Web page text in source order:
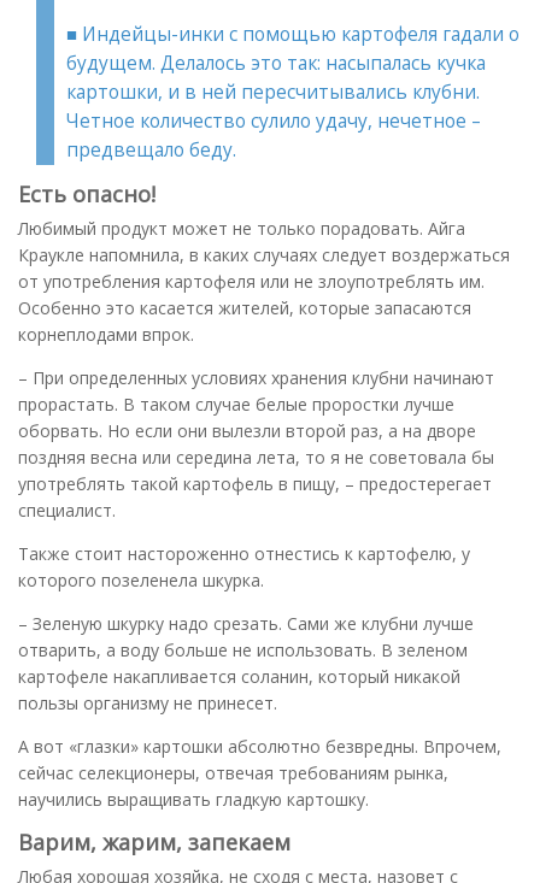
■ Индейцы-инки с помощью картофеля гадали о
будущем. Делалось это так: насыпалась кучка
картошки, и в ней пересчитывались клубни.
Четное количество сулило удачу, нечетное –
предвещало беду.
Есть опасно!
Любимый продукт может не только порадовать. Айга
Краукле напомнила, в каких случаях следует воздержаться
от употребления картофеля или не злоупотреблять им.
Особенно это касается жителей, которые запасаются
корнеплодами впрок.
– При определенных условиях хранения клубни начинают
прорастать. В таком случае белые проростки лучше
оборвать. Но если они вылезли второй раз, а на дворе
поздняя весна или середина лета, то я не советовала бы
употреблять такой картофель в пищу, – предостерегает
специалист.
Также стоит настороженно отнестись к картофелю, у
которого позеленела шкурка.
– Зеленую шкурку надо срезать. Сами же клубни лучше
отварить, а воду больше не использовать. В зеленом
картофеле накапливается соланин, который никакой
пользы организму не принесет.
А вот «глазки» картошки абсолютно безвредны. Впрочем,
сейчас селекционеры, отвечая требованиям рынка,
научились выращивать гладкую картошку.
Варим, жарим, запекаем
Любая хорошая хозяйка, не сходя с места, назовет с